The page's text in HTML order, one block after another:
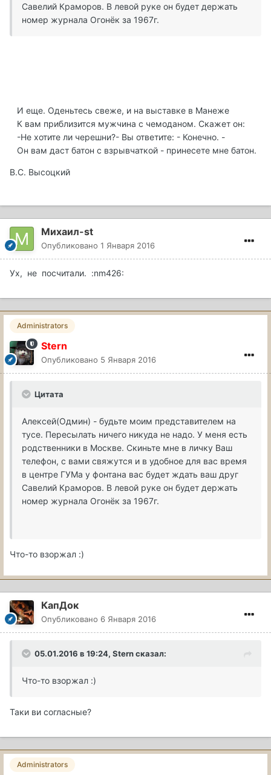
Савелий Краморов. В левой руке он будет держать
номер журнала Огонёк за 1967г.
И еще. Оденьтесь свеже, и на выставке в Манеже
К вам приблизится мужчина с чемоданом. Скажет он:
-Не хотите ли черешни?- Вы ответите: - Конечно. -
Он вам даст батон с взрывчаткой - принесете мне батон.
В.С. Высоцкий
Михаил-st
Опубликовано 1 Января 2016
Ух, не посчитали. :nm426:
Administrators
Stern
Опубликовано 5 Января 2016
Цитата
Алексей(Одмин) - будьте моим представителем на
тусе. Пересылать ничего никуда не надо. У меня есть
родственники в Москве. Скиньте мне в личку Ваш
телефон, с вами свяжутся и в удобное для вас время
в центре ГУМа у фонтана вас будет ждать ваш друг
Савелий Краморов. В левой руке он будет держать
номер журнала Огонёк за 1967г.
Что-то взоржал :)
КапДок
Опубликовано 6 Января 2016
05.01.2016 в 19:24, Stern сказал:
Что-то взоржал :)
Таки ви согласные?
Administrators